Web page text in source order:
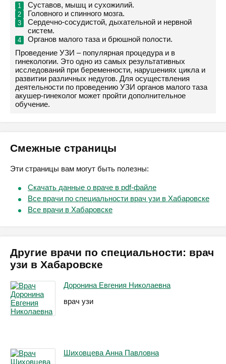
Суставов, мышц и сухожилий.
Головного и спинного мозга.
Сердечно-сосудистой, дыхательной и нервной
систем.
Органов малого таза и брюшной полости.
Проведение УЗИ – популярная процедура и в
гинекологии. Это одно из самых результативных
исследований при беременности, нарушениях цикла и
развитии различных недугов. Для осуществления
деятельности по проведению УЗИ органов малого таза
акушер-гинеколог может пройти дополнительное
обучение.
Смежные страницы
Эти страницы вам могут быть полезны:
Скачать данные о враче в pdf-файле
Все врачи по специальности врач узи в Хабаровске
Все врачи в Хабаровске
Другие врачи по специальности: врач
узи в Хабаровске
Доронина Евгения Николаевна
врач узи
Шиховцева Анна Павловна